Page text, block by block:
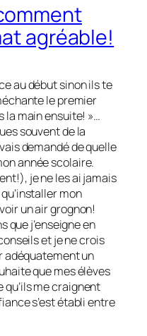
agréable!
au début sinon ils te
le premier
la main ensuite! »…
souvent de la
demandé de quelle
année scolaire.
je ne les ai jamais
mon
un air grognon!
que j’enseigne en
et je ne crois
adéquatement un
que mes élèves
me craignent
s’est établi entre